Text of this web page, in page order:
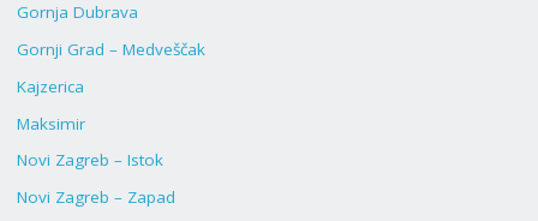
Gornja Dubrava
Gornji Grad – Medveščak
Kajzerica
Maksimir
Novi Zagreb – Istok
Novi Zagreb – Zapad